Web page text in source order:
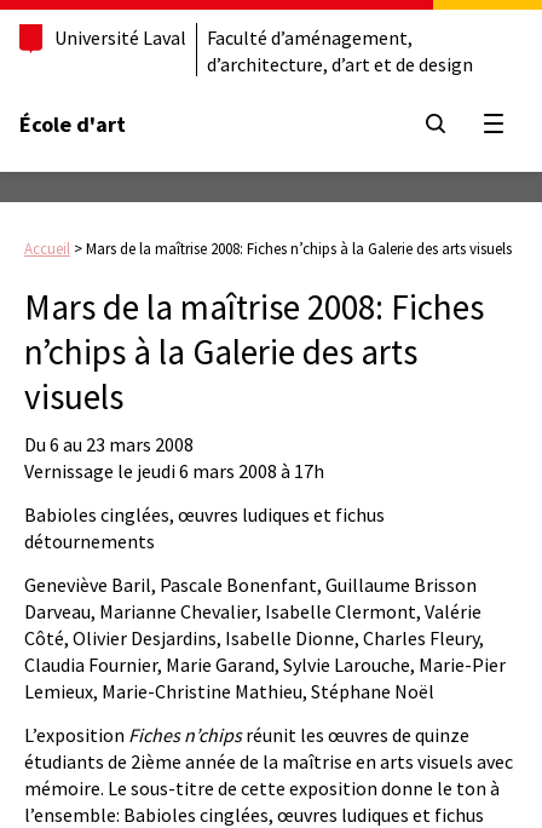
Université Laval
Faculté d’aménagement,
d’architecture, d’art et de design
École d'art
Accueil >Mars de la maîtrise 2008: Fiches n’chips à la Galerie des arts visuels
Mars de la maîtrise 2008: Fiches
n’chips à la Galerie des arts
visuels
Du 6 au 23 mars 2008
Vernissage le jeudi 6 mars 2008 à 17h
Babioles cinglées, œuvres ludiques et fichus
détournements
Geneviève Baril, Pascale Bonenfant, Guillaume Brisson
Darveau, Marianne Chevalier, Isabelle Clermont, Valérie
Côté, Olivier Desjardins, Isabelle Dionne, Charles Fleury,
Claudia Fournier, Marie Garand, Sylvie Larouche, Marie-Pier
Lemieux, Marie-Christine Mathieu, Stéphane Noël
L’exposition Fiches n’chipsréunit les œuvres de quinze
étudiants de 2ième année de la maîtrise en arts visuels avec
mémoire. Le sous-titre de cette exposition donne le ton à
l’ensemble: Babioles cinglées, œuvres ludiques et fichus